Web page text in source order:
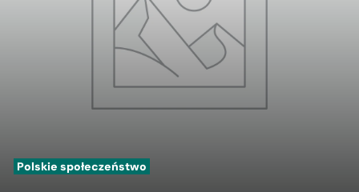
Polskie społeczeństwo